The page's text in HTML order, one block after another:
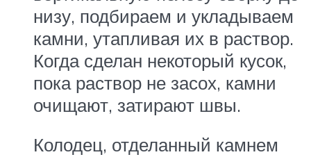
низу, подбираем и укладываем
камни, утапливая их в раствор.
Когда сделан некоторый кусок,
пока раствор не засох, камни
очищают, затирают швы.
Колодец, отделанный камнем